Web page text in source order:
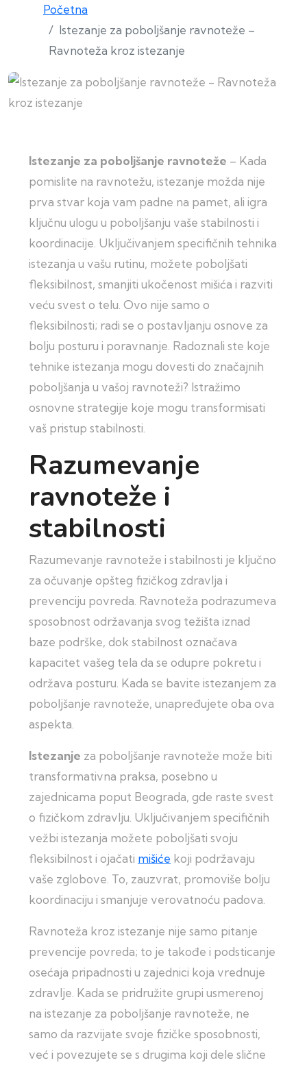
Početna
Istezanje za poboljšanje ravnoteže –
Ravnoteža kroz istezanje
Istezanje za poboljšanje ravnoteže – Kada
pomislite na ravnotežu, istezanje možda nije
prva stvar koja vam padne na pamet, ali igra
ključnu ulogu u poboljšanju vaše stabilnosti i
koordinacije. Uključivanjem specifičnih tehnika
istezanja u vašu rutinu, možete poboljšati
fleksibilnost, smanjiti ukočenost mišića i razviti
veću svest o telu. Ovo nije samo o
fleksibilnosti; radi se o postavljanju osnove za
bolju posturu i poravnanje. Radoznali ste koje
tehnike istezanja mogu dovesti do značajnih
poboljšanja u vašoj ravnoteži? Istražimo
osnovne strategije koje mogu transformisati
vaš pristup stabilnosti.
Razumevanje
ravnoteže i
stabilnosti
Razumevanje ravnoteže i stabilnosti je ključno
za očuvanje opšteg fizičkog zdravlja i
prevenciju povreda. Ravnoteža podrazumeva
sposobnost održavanja svog težišta iznad
baze podrške, dok stabilnost označava
kapacitet vašeg tela da se odupre pokretu i
održava posturu. Kada se bavite istezanjem za
poboljšanje ravnoteže, unapređujete oba ova
aspekta.
Istezanje za poboljšanje ravnoteže može biti
transformativna praksa, posebno u
zajednicama poput Beograda, gde raste svest
o fizičkom zdravlju. Uključivanjem specifičnih
vežbi istezanja možete poboljšati svoju
fleksibilnost i ojačati mišiće koji podržavaju
vaše zglobove. To, zauzvrat, promoviše bolju
koordinaciju i smanjuje verovatnoću padova.
Ravnoteža kroz istezanje nije samo pitanje
prevencije povreda; to je takođe i podsticanje
osećaja pripadnosti u zajednici koja vrednuje
zdravlje. Kada se pridružite grupi usmerenoj
na istezanje za poboljšanje ravnoteže, ne
samo da razvijate svoje fizičke sposobnosti,
već i povezujete se s drugima koji dele slične